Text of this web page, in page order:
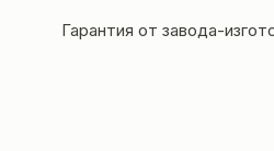
Гарантия от завода-